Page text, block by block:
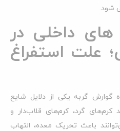
شود.
های داخلی در
علت استفراغ
گوارش گربه یکی از دلایل شایع
کرم‌های گرد، کرم‌های قلاب‌دار و
باعث تحریک معده، التهاب